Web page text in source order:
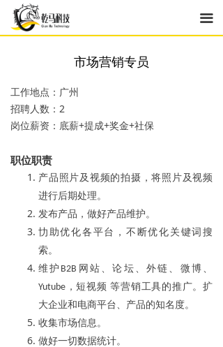
끀
工作地点：广州
招聘人数：2
岗位薪资：底薪+提成+奖金+社保
职位职责
产品照片及视频的拍摄，将照片及视频
进行后期处理。
发布产品，做好产品维护。
㔹助优化各平台，不断优化关键词搜
索。
维护 B2B 网站、论坛、外链、微博、
Yutube ，短视频 等营销工具的推广。扩
大企业和电商平台、产品的知名度。
收集市场信息。
做好一切数据统计。
市场营销专员